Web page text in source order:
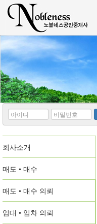
*
아
디
*
비
번
회사소개
매도 • 매수
매도 • 매수 의뢰
임대 • 임차 의뢰